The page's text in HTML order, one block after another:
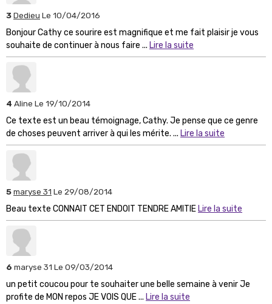
3Dedieu Le 10/04/2016
Bonjour Cathy ce sourire est magnifique et me fait plaisir je vous
souhaite de continuer à nous faire ... Lire la suite
4 Aline Le 19/10/2014
Ce texte est un beau témoignage, Cathy. Je pense que ce genre
de choses peuvent arriver à qui les mérite. ... Lire la suite
5maryse 31 Le 29/08/2014
Beau texte CONNAIT CET ENDOIT TENDRE AMITIE Lire la suite
6 maryse 31 Le 09/03/2014
un petit coucou pour te souhaiter une belle semaine à venir Je
profite de MON repos JE VOIS QUE ... Lire la suite